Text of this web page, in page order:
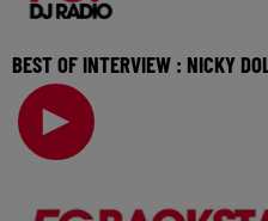
BEST OF INTERVIEW : NICKY
Elle a ouvert la voie avec
aujourd'hui son aventure avec